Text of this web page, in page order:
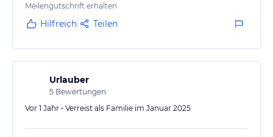
Meilengutschrift erhalten
Hilfreich Teilen
Urlauber
5 Bewertungen
Vor 1 Jahr • Verreist als Familie im Januar 2025